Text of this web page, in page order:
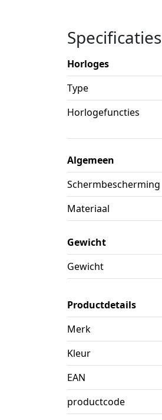
Specificaties
Horloges
Type
Horlogefuncties
Algemeen
Schermbescherming
Materiaal
Gewicht
Gewicht
Productdetails
Merk
Kleur
EAN
productcode